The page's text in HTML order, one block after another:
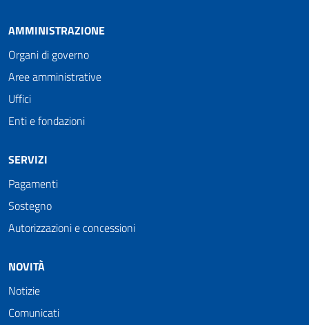
AMMINISTRAZIONE
Organi di governo
Aree amministrative
Uffici
Enti e fondazioni
SERVIZI
Pagamenti
Sostegno
Autorizzazioni e concessioni
NOVITÀ
Notizie
Comunicati